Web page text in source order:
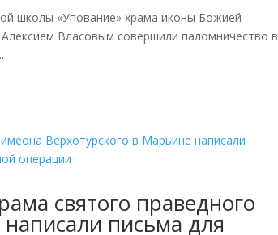
школы «Упование» храма иконы Божией
Власовым совершили паломничество в
святого праведного
письма для